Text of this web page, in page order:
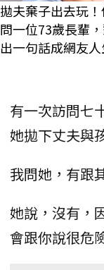
拋夫棄子出去玩
問一位73歲長輩
出一句話成網友
有一次訪問七
她拋下丈夫與
我問她，有跟
她說，沒有，
會跟你說很危